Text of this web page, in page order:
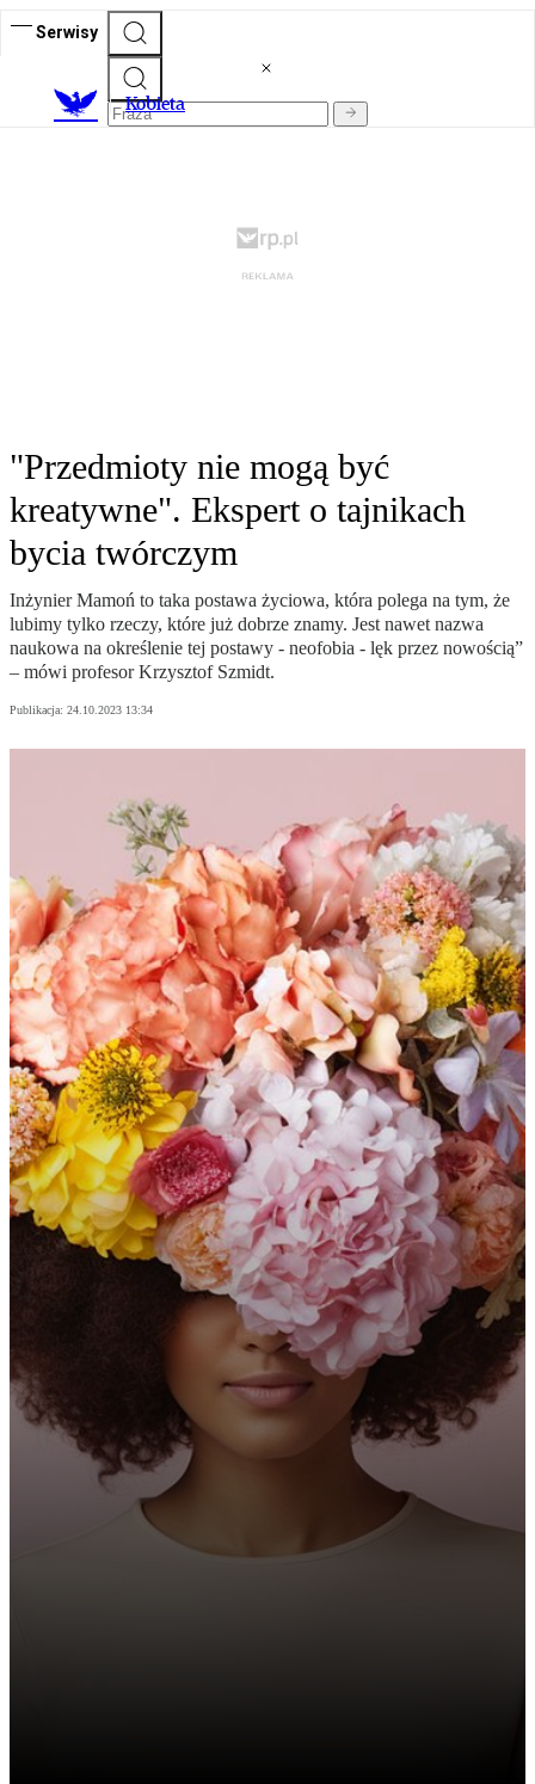
Serwisy
Kobieta
"Przedmioty nie mogą być
kreatywne". Ekspert o tajnikach
bycia twórczym
Inżynier Mamoń to taka postawa życiowa, która polega na tym, że
lubimy tylko rzeczy, które już dobrze znamy. Jest nawet nazwa
naukowa na określenie tej postawy - neofobia - lęk przez nowością”
– mówi profesor Krzysztof Szmidt.
Publikacja: 24.10.2023 13:34